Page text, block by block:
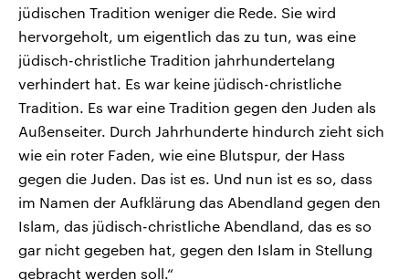
jüdischen Tradition weniger die Rede. Sie wird
hervorgeholt, um eigentlich das zu tun, was eine
jüdisch-christliche Tradition jahrhundertelang
verhindert hat. Es war keine jüdisch-christliche
Tradition. Es war eine Tradition gegen den Juden als
Außenseiter. Durch Jahrhunderte hindurch zieht sich
wie ein roter Faden, wie eine Blutspur, der Hass
gegen die Juden. Das ist es. Und nun ist es so, dass
im Namen der Aufklärung das Abendland gegen den
Islam, das jüdisch-christliche Abendland, das es so
gar nicht gegeben hat, gegen den Islam in Stellung
gebracht werden soll.“